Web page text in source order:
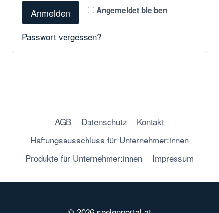
Angemeldet bleiben
Anmelden
Passwort vergessen?
AGB Datenschutz
Kontakt
Haftungsausschluss für Unternehmer:innen
Produkte für Unternehmer:innen
Impressum